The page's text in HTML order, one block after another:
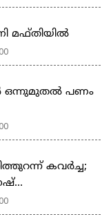
മഫ്തിയില്‍
ഒന്നുമുതല്‍ പണം
കവർച്ച;